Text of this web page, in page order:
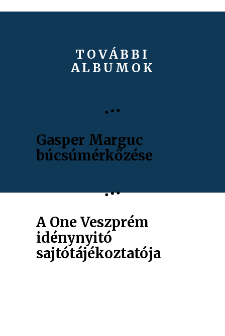
TOVÁBBI
ALBUMOK
Gasper Marguc
búcsúmérkőzése
A One Veszprém
idénynyitó
sajtótájékoztatója